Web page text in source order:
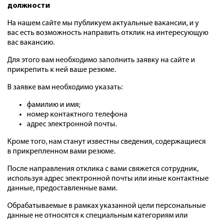
должности
На нашем сайте мы публикуем актуальные вакансии, и у
вас есть возможность направить отклик на интересующую
вас вакансию.
Для этого вам необходимо заполнить заявку на сайте и
прикрепить к ней ваше резюме.
В заявке вам необходимо указать:
фамилию и имя;
номер контактного телефона
адрес электронной почты.
Кроме того, нам станут известны сведения, содержащиеся
в прикрепленном вами резюме.
После направления отклика с вами свяжется сотрудник,
используя адрес электронной почты или иные контактные
данные, предоставленные вами.
Обрабатываемые в рамках указанной цели персональные
данные не относятся к специальным категориям или